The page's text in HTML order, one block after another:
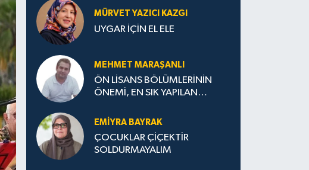
MÜRVET YAZICI KAZGI
UYGAR İÇİN EL ELE
MEHMET MARAŞANLI
ÖN LİSANS BÖLÜMLERİNİN
ÖNEMİ, EN SIK YAPILAN
STRATEJİLERİ
EMIYRA BAYRAK
ÇOCUKLAR ÇİÇEKTİR
SOLDURMAYALIM